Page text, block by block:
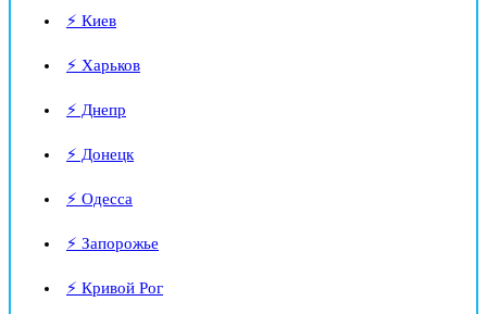
⚡ Киев
⚡ Харьков
⚡ Днепр
⚡ Донецк
⚡ Одесса
⚡ Запорожье
⚡ Кривой Рог